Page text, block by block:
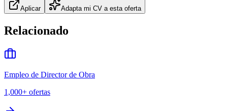
Aplicar Adapta mi CV a esta oferta
Relacionado
Empleo de Director de Obra
1,000+ ofertas